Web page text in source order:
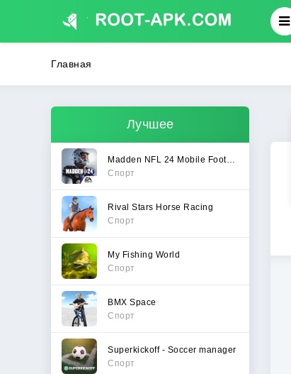
Главная
Лучшее
Madden NFL 24 Mobile Football
Спорт
Rival Stars Horse Racing
Спорт
My Fishing World
Спорт
BMX Space
Спорт
Superkickoff - Soccer manager
Спорт